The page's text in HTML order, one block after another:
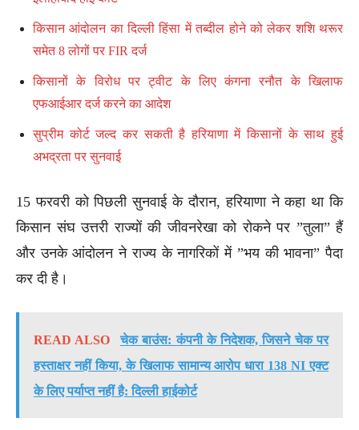
किसान आंदोलन का दिल्ली हिंसा में तब्दील होने को लेकर शशि थरूर
समेत 8 लोगों पर FIR दर्ज
किसानों के विरोध पर ट्वीट के लिए कंगना रनौत के खिलाफ
एफआईआर दर्ज करने का आदेश
सुप्रीम कोर्ट जल्द कर सकती है हरियाणा में किसानों के साथ हुई
अभद्रता पर सुनवाई
15 फरवरी को पिछली सुनवाई के दौरान, हरियाणा ने कहा था कि
किसान संघ उत्तरी राज्यों की जीवनरेखा को रोकने पर ”तुला” हैं
और उनके आंदोलन ने राज्य के नागरिकों में ”भय की भावना” पैदा
कर दी है।
READ ALSO
चेक बाउंस: कंपनी के निदेशक, जिसने चेक पर
हस्ताक्षर नहीं किया, के खिलाफ सामान्य आरोप धारा 138 NI एक्ट
के लिए पर्याप्त नहीं है: दिल्ली हाईकोर्ट